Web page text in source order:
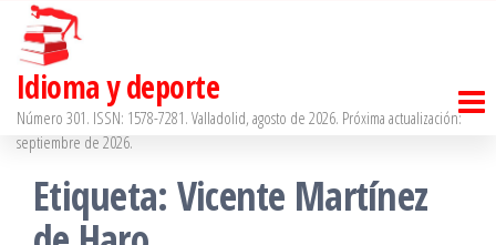
Idioma y deporte
Número 301. ISSN: 1578-7281. Valladolid, agosto de 2026. Próxima actualización:
septiembre de 2026.
Etiqueta: Vicente Martínez